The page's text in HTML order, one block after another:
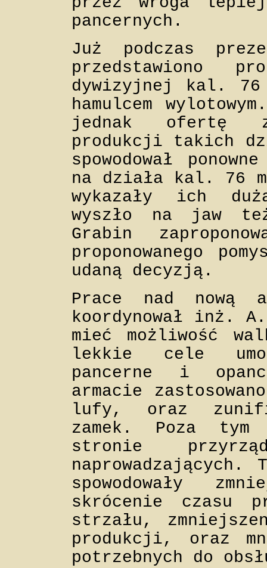
pancernych.
Już podczas
przedstawiono
dywizyjnej kal. 76
hamulcem
jednak ofertę
produkcji takich
spowodował
na działa kal. 76
wykazały ich
wyszło na jaw
Grabin
proponowanego
udaną decyzją.
Prace nad nową
koordynował inż.
mieć możliwość
lekkie cele
pancerne i
armacie
lufy, oraz
zamek. Poza tym
stronie
spowodowały
skrócenie czasu
strzału,
produkcji, oraz
potrzebnych do